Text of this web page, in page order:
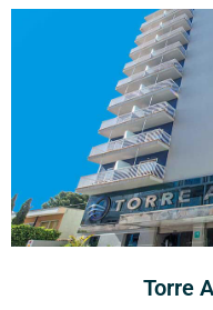
Torre